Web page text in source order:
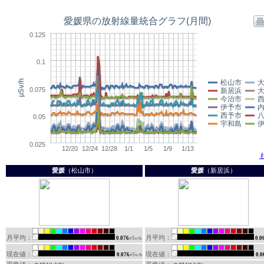
愛媛（松山市）
月平均： 0.076
現在値： 0.076
愛媛（新居浜）
月平均：
現在値：